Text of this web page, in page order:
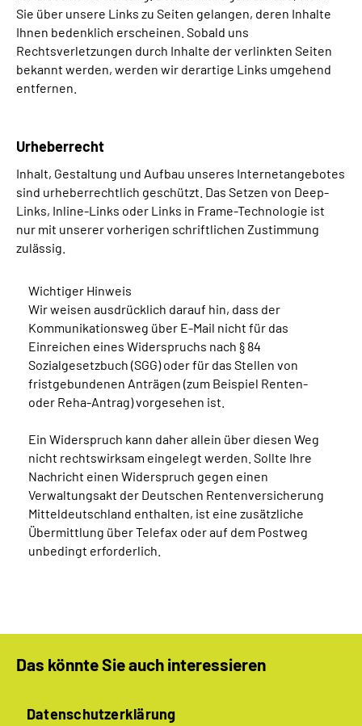
Sie über unsere Links zu Seiten gelangen, deren Inhalte
Ihnen bedenklich erscheinen. Sobald uns
Rechtsverletzungen durch Inhalte der verlinkten Seiten
bekannt werden, werden wir derartige Links umgehend
entfernen.
Urheberrecht
Inhalt, Gestaltung und Aufbau unseres Internetangebotes
sind urheberrechtlich geschützt. Das Setzen von Deep-
Links, Inline-Links oder Links in Frame-Technologie ist
nur mit unserer vorherigen schriftlichen Zustimmung
zulässig.
Wichtiger Hinweis
Wir weisen ausdrücklich darauf hin, dass der
Kommunikationsweg über E-Mail nicht für das
Einreichen eines Widerspruchs nach § 84
Sozialgesetzbuch (SGG) oder für das Stellen von
fristgebundenen Anträgen (zum Beispiel Renten-
oder Reha-Antrag) vorgesehen ist.
Ein Widerspruch kann daher allein über diesen Weg
nicht rechtswirksam eingelegt werden. Sollte Ihre
Nachricht einen Widerspruch gegen einen
Verwaltungsakt der Deutschen Rentenversicherung
Mitteldeutschland enthalten, ist eine zusätzliche
Übermittlung über Telefax oder auf dem Postweg
unbedingt erforderlich.
Das könnte Sie auch interessieren
Datenschutzerklärung